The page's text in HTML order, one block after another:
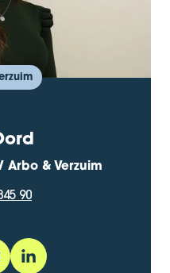
Arbo & Verzuim
90
90elke-anna-oord-